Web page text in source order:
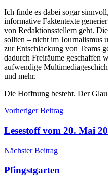
Ich finde es dabei sogar
informative Faktentexte
von Redaktionsstellem geht.
sollten – nicht im Journalismus
zur Entschlackung von Teams
dadurch Freiräume geschaffen
aufwendige
und mehr.
Die Hoffnung besteht. Der
Beitragsnavigation
Vorheriger Beitrag
Lesestoff vom 20. Mai
Nächster Beitrag
Pfingstgarten